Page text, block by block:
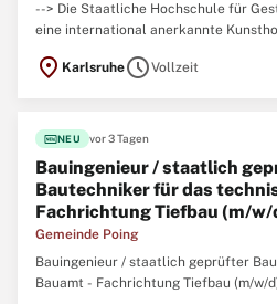
--> Die Staatliche Hochschule für
eine international anerkannte
einzigartigen Verknüpfung von
theoretischen Fächern. Die HfG bietet
location_on KarlsruhescheduleVollzeit
fiber_newNEU vor 3 Tagen
Bauingenieur / staatlich
Bautechniker für das
Fachrichtung Tiefbau (m/w/
Gemeinde Poing
Bauingenieur / staatlich geprüfter
Bauamt - Fachrichtung Tiefbau (m/w/